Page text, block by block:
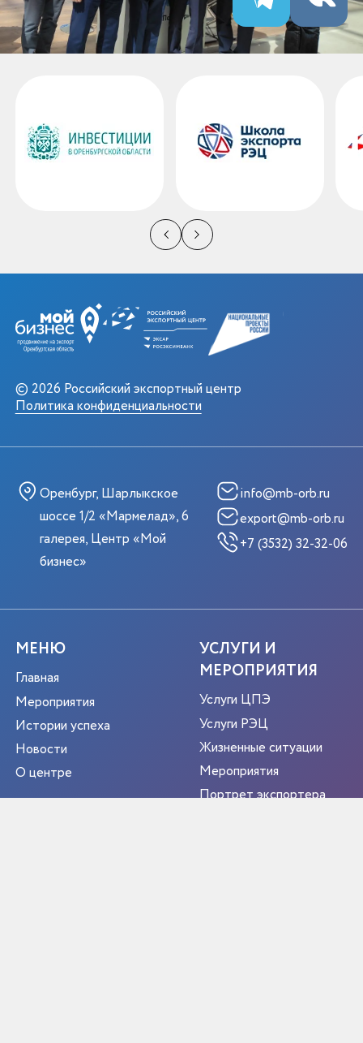
© 2026 Российский экспортный центр
Политика конфиденциальности
Оренбург, Шарлыкское
шоссе 1/2 «Мармелад», 6
галерея, Центр «Мой
бизнес»
info@mb-orb.ru
export@mb-orb.ru
+7 (3532) 32-32-06
МЕНЮ
Главная
Мероприятия
Истории успеха
Новости
О центре
УСЛУГИ И
МЕРОПРИЯТИЯ
Услуги ЦПЭ
Услуги РЭЦ
Жизненные ситуации
Мероприятия
Портрет экспортера